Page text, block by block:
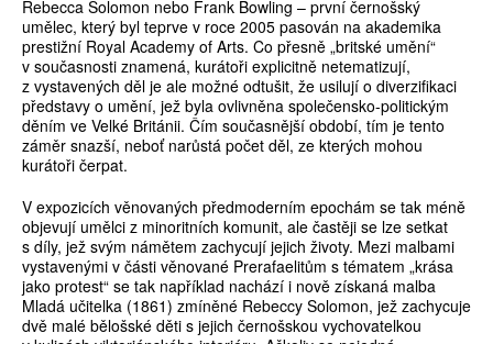
Rebecca Solomon nebo Frank Bowling – první černošský
umělec, který byl teprve v roce 2005 pasován na akademika
prestižní Royal Academy of Arts. Co přesně „britské umění“
v současnosti znamená, kurátoři explicitně netematizují,
z vystavených děl je ale možné odtušit, že usilují o diverzifikaci
představy o umění, jež byla ovlivněna společensko-politickým
děním ve Velké Británii. Čím současnější období, tím je tento
záměr snazší, neboť narůstá počet děl, ze kterých mohou
kurátoři čerpat.
V expozicích věnovaných předmoderním epochám se tak méně
objevují umělci z minoritních komunit, ale častěji se lze setkat
s díly, jež svým námětem zachycují jejich životy. Mezi malbami
vystavenými v části věnované Prerafaelitům s tématem „krása
jako protest“ se tak například nachází i nově získaná malba
Mladá učitelka (1861) zmíněné Rebeccy Solomon, jež zachycuje
dvě malé bělošské děti s jejich černošskou vychovatelkou